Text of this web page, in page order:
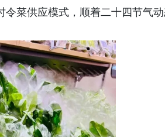
令菜供应模式，顺着二十四节气